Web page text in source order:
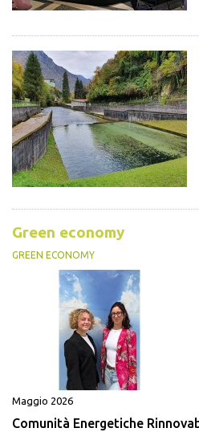
Green economy
GREEN ECONOMY
Maggio 2026
Comunità Energetiche